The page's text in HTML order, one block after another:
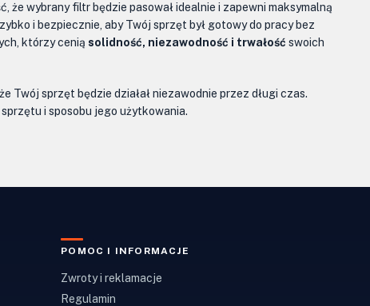
że wybrany filtr będzie pasował idealnie i zapewni maksymalną
i bezpiecznie, aby Twój sprzęt był gotowy do pracy bez
którzy cenią solidność, niezawodność i trwałość swoich
Twój sprzęt będzie działał niezawodnie przez długi czas.
i sposobu jego użytkowania.
POMOC I INFORMACJE
Zwroty i reklamacje
Regulamin